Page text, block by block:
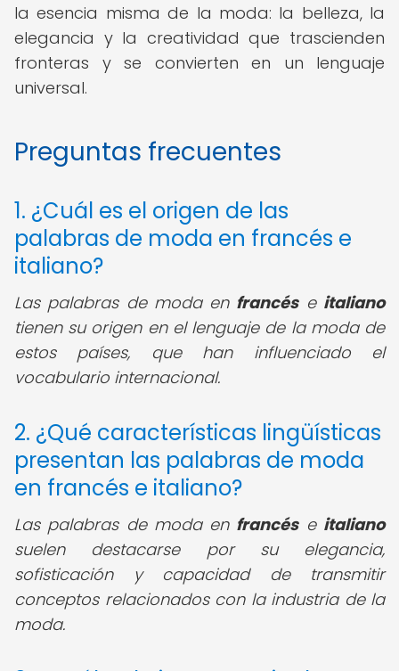
la esencia misma de la moda: la belleza, la
elegancia y la creatividad que trascienden
fronteras y se convierten en un lenguaje
universal.
Preguntas frecuentes
1. ¿Cuál es el origen de las
palabras de moda en francés e
italiano?
Las palabras de moda en francése italiano
tienen su origen en el lenguaje de la moda de
estos países, que han influenciado el
vocabulario internacional.
2. ¿Qué características lingüísticas
presentan las palabras de moda
en francés e italiano?
Las palabras de moda en francése italiano
suelen destacarse por su elegancia,
sofisticación y capacidad de transmitir
conceptos relacionados con la industria de la
moda.